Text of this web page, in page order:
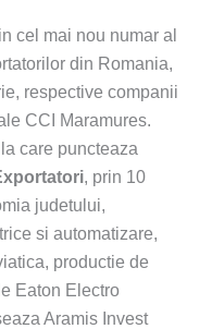
cel mai nou numar al
din Romania,
respective companii
CCI Maramures.
care puncteaza
, prin 10
judetului,
si automatizare,
productie de
Eaton Electro
Aramis Invest